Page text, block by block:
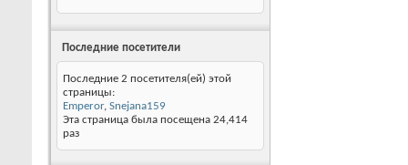
Последние посетители
Последние 2 посетителя(ей) этой
страницы:
Emperor, Snejana159
Эта страница была посещена 24,414
раз